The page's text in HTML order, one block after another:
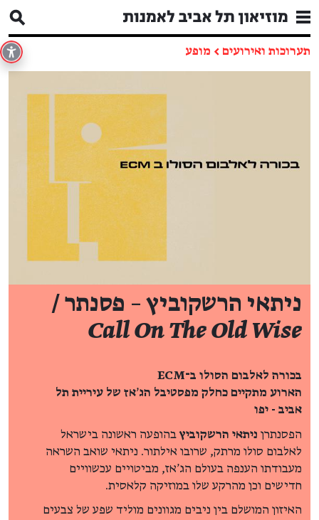
תערוכות ואירועים ← מופע
ניתאי הרשקוביץ – פסנתר /
Call On The Old Wise
בכורה לאלבום הסולו ב־ECM
הארוע מתקיים כחלק מפסטיבל הג׳אז של עיריית תל
אביב - יפו
הפסנתרן ניתאי הרשקוביץבהופעה ראשונה בישראל
לאלבום סולו מרתק, שרובו אילתור. ניתאי שואב השראה
מעבודתו הענפה בעולם הג'אז, מביטויים עכשוויים
חדישים וכן מהרקע שלו במוזיקה קלאסית.
האיזון המושלם בין ניבים מגוונים מוליד שפע של צבעים